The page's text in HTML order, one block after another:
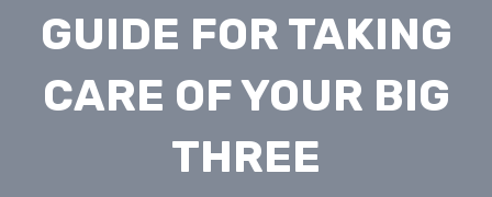
GUIDE FOR TAKING
CARE OF YOUR BIG
THREE